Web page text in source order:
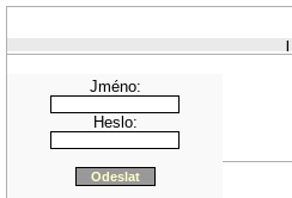
|
Jméno:
Heslo: